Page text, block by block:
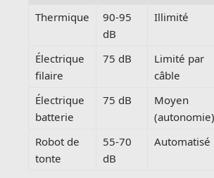
Thermique
90-95
dB
Illimité
Électrique
filaire
75 dB
Limité par
câble
Électrique
batterie
75 dB
Moyen
(autonomie)
Robot de
tonte
55-70
dB
Automatisé